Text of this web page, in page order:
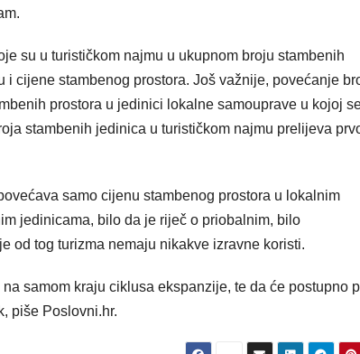
su u turističkom najmu u ukupnom broju stambenih
cijene stambenog prostora. Još važnije, povećanje
prostora u jedinici lokalne samouprave u kojoj
stambenih jedinica u turističkom najmu prelijeva
samo cijenu stambenog prostora u lokalnim
jedinicama, bilo da je riječ o priobalnim, bilo
od tog turizma nemaju nikakve izravne koristi.
samom kraju ciklusa ekspanzije, te da će postupno
piše Poslovni.hr.